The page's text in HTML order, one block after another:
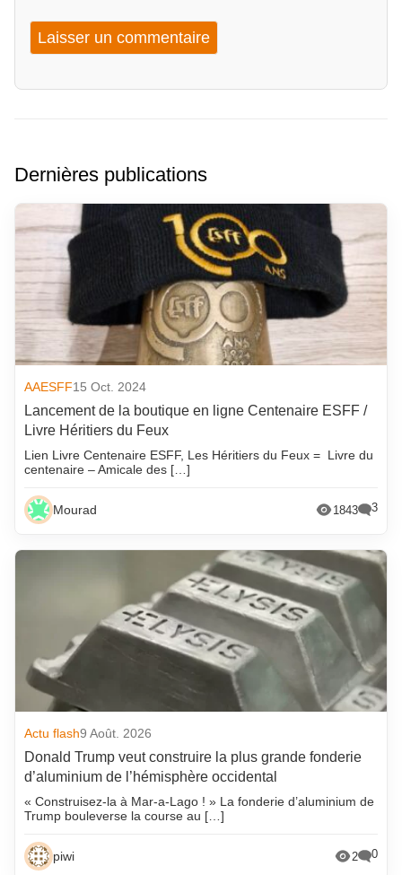
Dernières publications
AAESFF15 Oct. 2024
Lancement de la boutique en ligne Centenaire ESFF /
Livre Héritiers du Feux
Lien Livre Centenaire ESFF, Les Héritiers du Feux = Livre du
centenaire – Amicale des […]
Mourad 1843 3
Actu flash9 Août. 2026
Donald Trump veut construire la plus grande fonderie
d’aluminium de l’hémisphère occidental
« Construisez-la à Mar-a-Lago ! » La fonderie d’aluminium de
Trump bouleverse la course au […]
piwi 2 0